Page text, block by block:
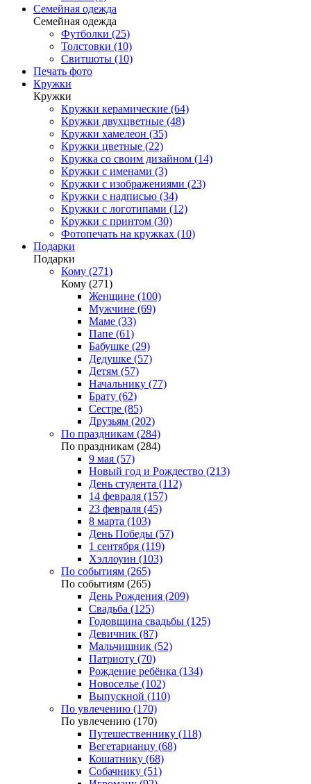
Семейная одежда
Семейная одежда
Футболки (25)
Толстовки (10)
Свитшоты (10)
Печать фото
Кружки
Кружки
Кружки керамические (64)
Кружки двухцветные (48)
Кружки хамелеон (35)
Кружки цветные (22)
Кружка со своим дизайном (14)
Кружки с именами (3)
Кружки с изображениями (23)
Кружки с надписью (34)
Кружки с логотипами (12)
Кружки с принтом (30)
Фотопечать на кружках (10)
Подарки
Подарки
Кому (271)
Кому (271)
Женщине (100)
Мужчине (69)
Маме (33)
Папе (61)
Бабушке (29)
Дедушке (57)
Детям (57)
Начальнику (77)
Брату (62)
Сестре (85)
Друзьям (202)
По праздникам (284)
По праздникам (284)
9 мая (57)
Новый год и Рождество (213)
День студента (112)
14 февраля (157)
23 февраля (45)
8 марта (103)
День Победы (57)
1 сентября (119)
Хэллоуин (103)
По событиям (265)
По событиям (265)
День Рождения (209)
Свадьба (125)
Годовщина свадьбы (125)
Девичник (87)
Мальчишник (52)
Патриоту (70)
Рождение ребёнка (134)
Новоселье (102)
Выпускной (110)
По увлечению (170)
По увлечению (170)
Путешественнику (118)
Вегетарианцу (68)
Кошатнику (68)
Собачнику (51)